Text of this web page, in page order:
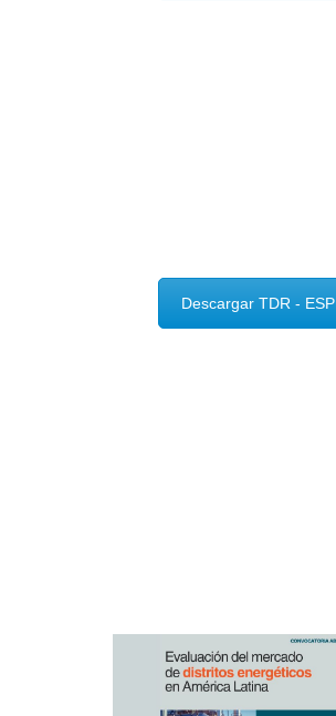
Descargar TDR - ESP